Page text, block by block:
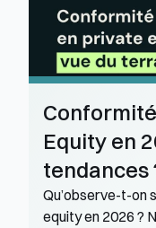
Equity en
tendances
Qu’observe-t-on
equity en 2026 ?